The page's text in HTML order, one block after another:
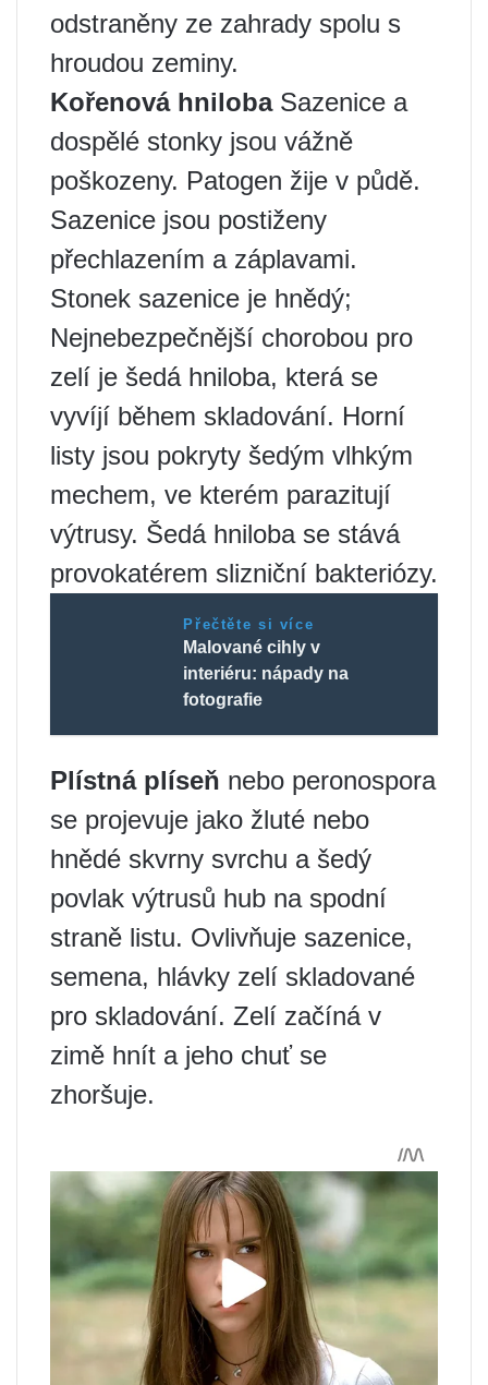
odstraněny ze zahrady spolu s
hroudou zeminy.
Kořenová hnilobaSazenice a
dospělé stonky jsou vážně
poškozeny. Patogen žije v půdě.
Sazenice jsou postiženy
přechlazením a záplavami.
Stonek sazenice je hnědý;
Nejnebezpečnější chorobou pro
zelí je šedá hniloba, která se
vyvíjí během skladování. Horní
listy jsou pokryty šedým vlhkým
mechem, ve kterém parazitují
výtrusy. Šedá hniloba se stává
provokatérem slizniční bakteriózy.
Přečtěte si více
Malované cihly v
interiéru: nápady na
fotografie
Plístná plíseň nebo peronospora
se projevuje jako žluté nebo
hnědé skvrny svrchu a šedý
povlak výtrusů hub na spodní
straně listu. Ovlivňuje sazenice,
semena, hlávky zelí skladované
pro skladování. Zelí začíná v
zimě hnít a jeho chuť se
zhoršuje.